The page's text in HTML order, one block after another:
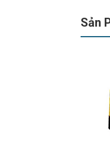
Sản